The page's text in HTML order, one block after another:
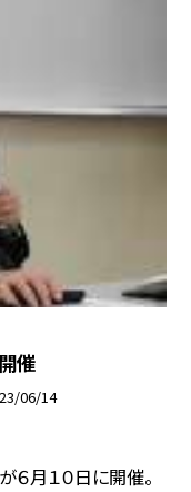
催
06/14
月１０日に開催。